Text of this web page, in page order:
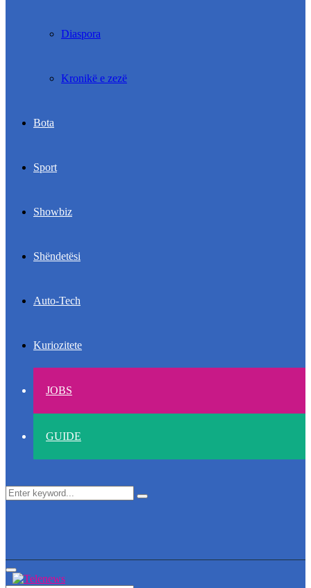
Diaspora
Kronikë e zezë
Bota
Sport
Showbiz
Shëndetësi
Auto-Tech
Kuriozitete
JOBS
GUIDE
Search
Search
Primary
Menu